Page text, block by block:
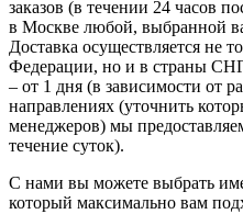
заказов (в течении 24 часов
в Москве любой, выбранной
Доставка осуществляется не
Федерации, но и в страны
– от 1 дня (в зависимости от
направлениях (уточнить
менеджеров) мы
течение суток).
С нами вы можете выбрать
который максимально вам